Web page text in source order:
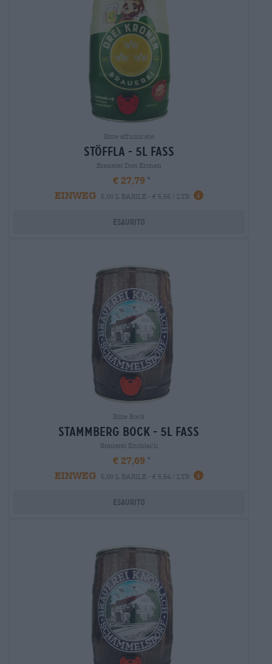
Birre affumicate
stöffla - 5l fass
Brauerei Drei Kronen
€ 27,79
EINWEG
5,00 L BARILE - € 5,56 / LTR
Esaurito
Birre Bock
stammberg bock - 5l fass
Brauerei Knoblach
€ 27,69
EINWEG
5,00 L BARILE - € 5,54 / LTR
Esaurito